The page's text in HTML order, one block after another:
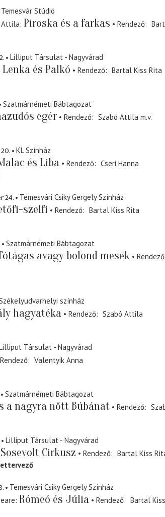
Temesvár Stúdió
Attila Piroska és a farkas Rendező
Lilliput Társulat - Nagyvárad
Lenka és Palkó Rendező
Bartal Kiss Rita
Szatmárnémeti Bábtagozat
egér Rendező Szabó Attila m.v.
KL Színház
és Liba Rendező
Cseri Hanna
24.
Temesvári Csiky Gergely Színház
szelfi Rendező
Bartal Kiss Rita
Szatmárnémeti Bábtagozat
avagy bolond mesék Rendező
színház
hagyatéka Rendező
Szabó Attila
Társulat - Nagyvárad
Rendező
Valentyik Anna
Szatmárnémeti Bábtagozat
a nagyra nőtt Búbánat Rendező
Lilliput Társulat - Nagyvárad
Sosevolt Cirkusz Rendező
Bartal Kiss
Temesvári Csiky Gergely Színház
Rómeó és Júlia Rendező
Bartal